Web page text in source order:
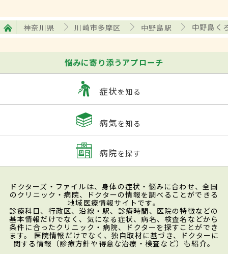
神奈川県 川崎市多摩区 中野島駅 中野島く
悩みに寄り添うアプローチ
症状を知る
病気を知る
病院を探す
ドクターズ・ファイルは、身体の症状・悩みに合わせ、全国
のクリニック・病院、ドクターの情報を調べることができる
地域医療情報サイトです。
診療科目、行政区、沿線・駅、診療時間、医院の特徴などの
基本情報だけでなく、気になる症状、病名、検査名などから
条件に合ったクリニック・病院、ドクターを探すことができ
ます。 医院情報だけでなく、独自取材に基づき、ドクターに
関する情報（診療方針や得意な治療・検査など）も紹介。